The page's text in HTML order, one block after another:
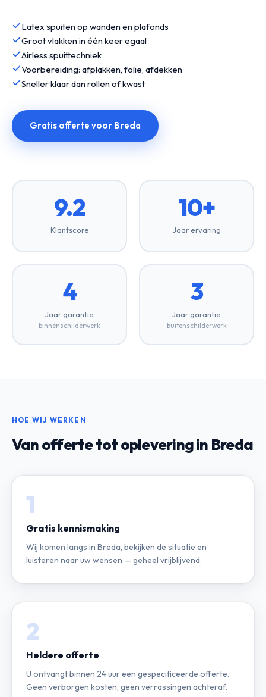
Latex spuiten op wanden en plafonds
Groot vlakken in één keer egaal
Airless spuittechniek
Voorbereiding: afplakken, folie, afdekken
Sneller klaar dan rollen of kwast
Gratis offerte voor Breda
9.2
Klantscore
10+
Jaar ervaring
4
Jaar garantie
binnenschilderwerk
3
Jaar garantie
buitenschilderwerk
HOE WIJ WERKEN
Van offerte tot oplevering in Breda
1
Gratis kennismaking
Wij komen langs in Breda, bekijken de situatie en
luisteren naar uw wensen — geheel vrijblijvend.
2
Heldere offerte
U ontvangt binnen 24 uur een gespecificeerde offerte.
Geen verborgen kosten, geen verrassingen achteraf.